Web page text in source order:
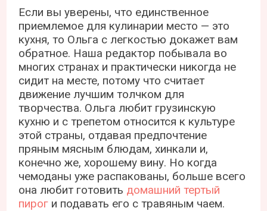
Если вы уверены, что единственное
приемлемое для кулинарии место — это
кухня, то Ольга с легкостью докажет вам
обратное. Наша редактор побывала во
многих странах и практически никогда не
сидит на месте, потому что считает
движение лучшим толчком для
творчества. Ольга любит грузинскую
кухню и с трепетом относится к культуре
этой страны, отдавая предпочтение
пряным мясным блюдам, хинкали и,
конечно же, хорошему вину. Но когда
чемоданы уже распакованы, больше всего
она любит готовить домашний тертый
пирог и подавать его с травяным чаем.